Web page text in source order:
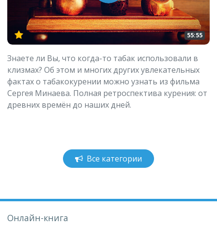
55:55
Знаете ли Вы, что когда-то табак использовали в
клизмах? Об этом и многих других увлекательных
фактах о табакокурении можно узнать из фильма
Сергея Минаева. Полная ретроспектива курения: от
древних времён до наших дней.
Все категории
Онлайн-книга